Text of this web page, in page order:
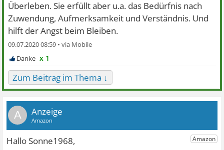
Überleben. Sie erfüllt aber u.a. das Bedürfnis nach
Zuwendung, Aufmerksamkeit und Verständnis. Und
hilft der Angst beim Bleiben.
09.07.2020 08:59 •
x 1
Zum Beitrag im Thema ↓
A